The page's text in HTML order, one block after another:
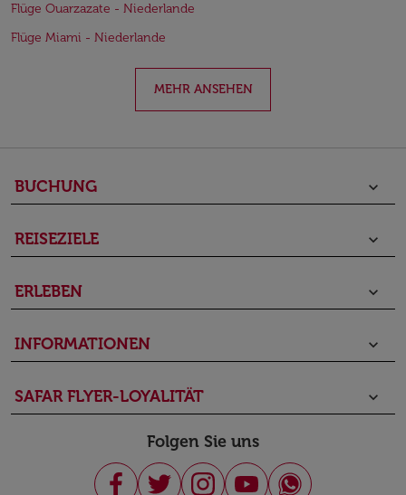
Flüge Ouarzazate - Niederlande
Flüge Miami - Niederlande
MEHR ANSEHEN
BUCHUNG keyboard_arrow_down
REISEZIELE keyboard_arrow_down
ERLEBEN keyboard_arrow_down
INFORMATIONEN keyboard_arrow_down
SAFAR FLYER-LOYALITÄT keyboard_arrow_down
Folgen Sie uns